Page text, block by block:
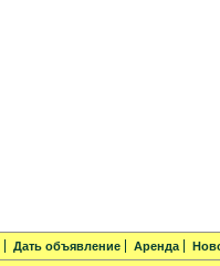
Дать объявление Аренда